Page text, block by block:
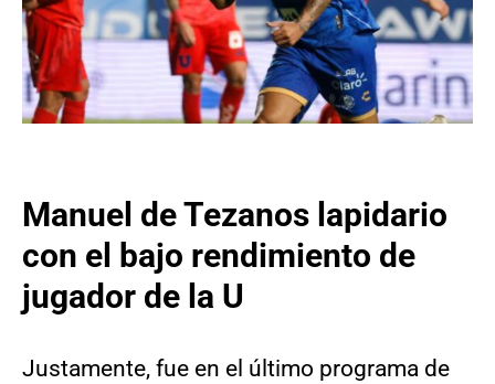
Manuel de Tezanos lapidario
con el bajo rendimiento de
jugador de la U
Justamente, fue en el último programa de